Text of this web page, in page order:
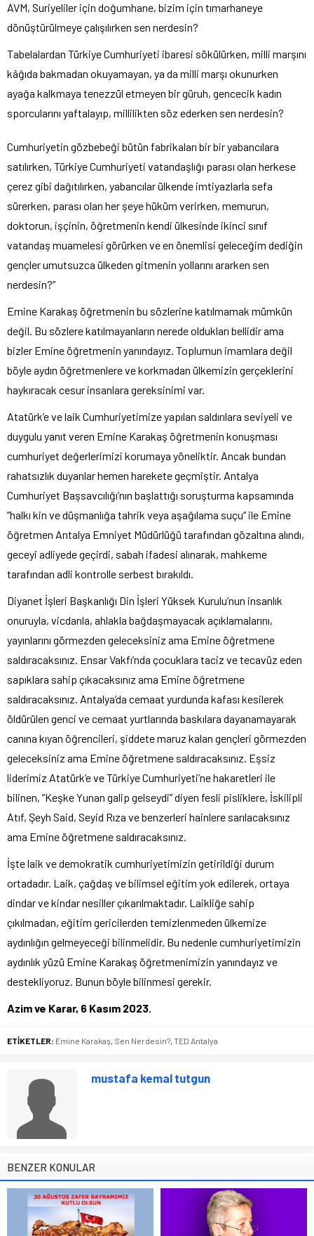
AVM, Suriyeliler için doğumhane, bizim için tımarhaneye
dönüştürülmeye çalışılırken sen nerdesin?
Tabelalardan Türkiye Cumhuriyeti ibaresi sökülürken, milli marşını
kâğıda bakmadan okuyamayan, ya da milli marşı okunurken
ayağa kalkmaya tenezzül etmeyen bir güruh, gencecik kadın
sporcularını yaftalayıp, millilikten söz ederken sen nerdesin?
Cumhuriyetin gözbebeği bütün fabrikaları bir bir yabancılara
satılırken, Türkiye Cumhuriyeti vatandaşlığı parası olan herkese
çerez gibi dağıtılırken, yabancılar ülkende imtiyazlarla sefa
sürerken, parası olan her şeye hüküm verirken, memurun,
doktorun, işçinin, öğretmenin kendi ülkesinde ikinci sınıf
vatandaş muamelesi görürken ve en önemlisi geleceğim dediğin
gençler umutsuzca ülkeden gitmenin yollarını ararken sen
nerdesin?”
Emine Karakaş öğretmenin bu sözlerine katılmamak mümkün
değil. Bu sözlere katılmayanların nerede oldukları bellidir ama
bizler Emine öğretmenin yanındayız. Toplumun imamlara değil
böyle aydın öğretmenlere ve korkmadan ülkemizin gerçeklerini
haykıracak cesur insanlara gereksinimi var.
Atatürk’e ve laik Cumhuriyetimize yapılan saldırılara seviyeli ve
duygulu yanıt veren Emine Karakaş öğretmenin konuşması
cumhuriyet değerlerimizi korumaya yöneliktir. Ancak bundan
rahatsızlık duyanlar hemen harekete geçmiştir. Antalya
Cumhuriyet Başsavcılığı’nın başlattığı soruşturma kapsamında
“halkı kin ve düşmanlığa tahrik veya aşağılama suçu“ ile Emine
öğretmen Antalya Emniyet Müdürlüğü tarafından gözaltına alındı,
geceyi adliyede geçirdi, sabah ifadesi alınarak, mahkeme
tarafından adli kontrolle serbest bırakıldı.
Diyanet İşleri Başkanlığı Din İşleri Yüksek Kurulu’nun insanlık
onuruyla, vicdanla, ahlakla bağdaşmayacak açıklamalarını,
yayınlarını görmezden geleceksiniz ama Emine öğretmene
saldıracaksınız. Ensar Vakfı’nda çocuklara taciz ve tecavüz eden
sapıklara sahip çıkacaksınız ama Emine öğretmene
saldıracaksınız. Antalya’da cemaat yurdunda kafası kesilerek
öldürülen genci ve cemaat yurtlarında baskılara dayanamayarak
canına kıyan öğrencileri, şiddete maruz kalan gençleri görmezden
geleceksiniz ama Emine öğretmene saldıracaksınız. Eşsiz
liderimiz Atatürk’e ve Türkiye Cumhuriyeti’ne hakaretleri ile
bilinen, “Keşke Yunan galip gelseydi” diyen fesli pisliklere, İskilipli
Atıf, Şeyh Said, Seyid Rıza ve benzerleri hainlere sarılacaksınız
ama Emine öğretmene saldıracaksınız.
İşte laik ve demokratik cumhuriyetimizin getirildiği durum
ortadadır. Laik, çağdaş ve bilimsel eğitim yok edilerek, ortaya
dindar ve kindar nesiller çıkarılmaktadır. Laikliğe sahip
çıkılmadan, eğitim gericilerden temizlenmeden ülkemize
aydınlığın gelmeyeceği bilinmelidir. Bu nedenle cumhuriyetimizin
aydınlık yüzü Emine Karakaş öğretmenimizin yanındayız ve
destekliyoruz. Bunun böyle bilinmesi gerekir.
Azim ve Karar, 6 Kasım 2023.
ETİKETLER: Emine Karakaş Sen Nerdesin? TED Antalya
mustafa kemal tutgun
BENZER KONULAR